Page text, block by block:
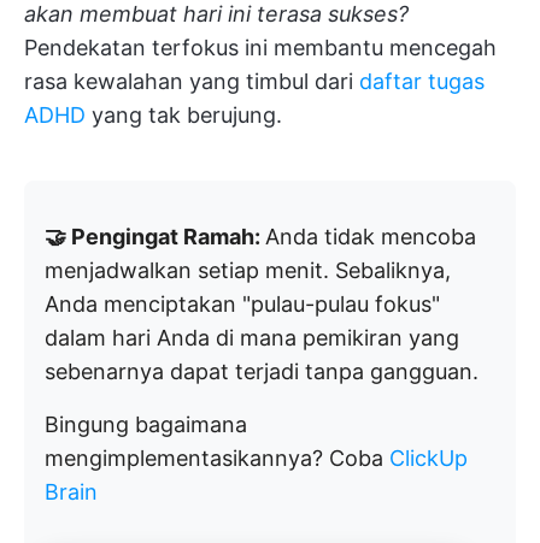
akan membuat hari ini terasa sukses?
Pendekatan terfokus ini membantu mencegah
rasa kewalahan yang timbul dari daftar tugas
ADHD yang tak berujung.
🤝 Pengingat Ramah: Anda tidak mencoba
menjadwalkan setiap menit. Sebaliknya,
Anda menciptakan "pulau-pulau fokus"
dalam hari Anda di mana pemikiran yang
sebenarnya dapat terjadi tanpa gangguan.
Bingung bagaimana
mengimplementasikannya? Coba ClickUp
Brain